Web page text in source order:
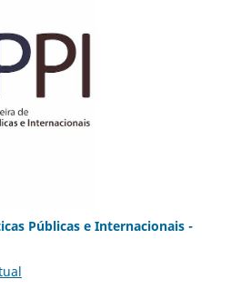
Públicas e Internacionais -